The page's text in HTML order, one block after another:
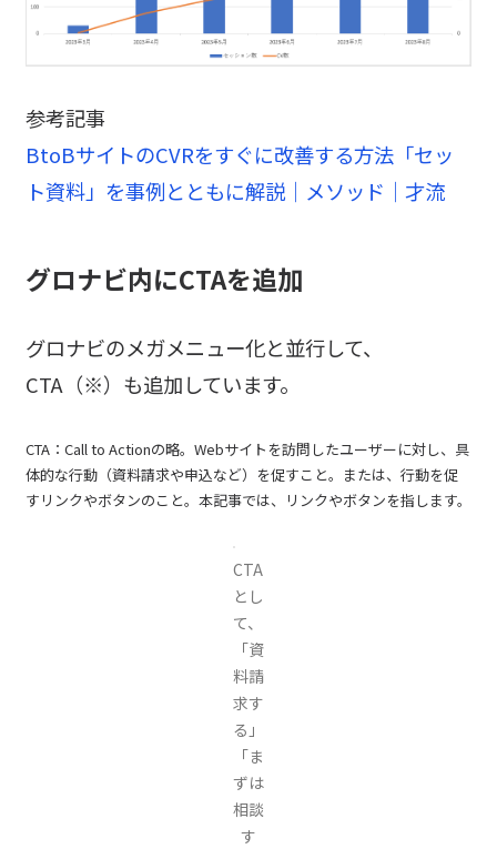
参考記事
BtoBサイトのCVRをすぐに改善する方法「セッ
ト資料」を事例とともに解説｜メソッド｜才流
グロナビ内にCTAを追加
グロナビのメガメニュー化と並行して、
CTA（※）も追加しています。
CTA：Call to Actionの略。Webサイトを訪問したユーザーに対し、具
体的な行動（資料請求や申込など）を促すこと。または、行動を促
すリンクやボタンのこと。本記事では、リンクやボタンを指します。
CTA
とし
て、
「資
料請
求す
る」
「ま
ずは
相談
す